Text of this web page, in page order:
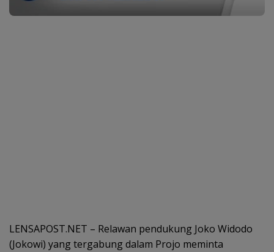
LENSAPOST.NET – Relawan pendukung Joko Widodo
(Jokowi) yang tergabung dalam Projo meminta